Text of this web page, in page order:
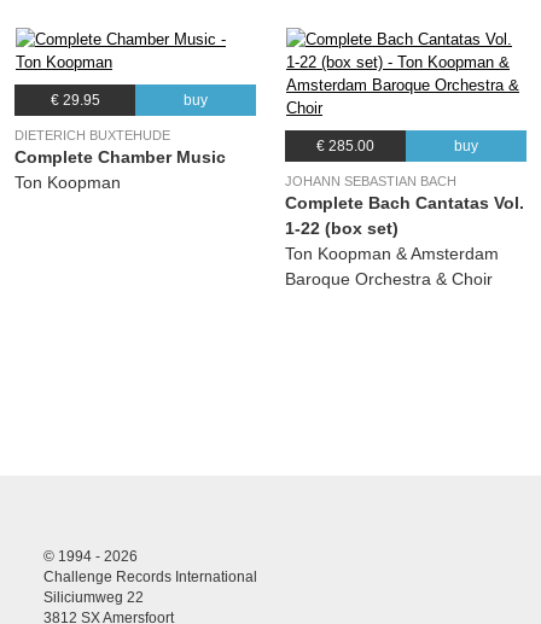
€ 29.95 buy
DIETERICH BUXTEHUDE
Complete Chamber Music
Ton Koopman
€ 285.00 buy
JOHANN SEBASTIAN BACH
Complete Bach Cantatas Vol.
1-22 (box set)
Ton Koopman & Amsterdam
Baroque Orchestra & Choir
© 1994 - 2026
Challenge Records International
Siliciumweg 22
3812 SX Amersfoort